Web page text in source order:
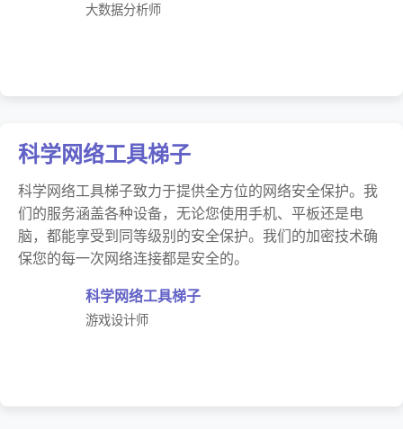
大数据分析师
科学网络工具梯子
科学网络工具梯子致力于提供全方位的网络安全保护。我
们的服务涵盖各种设备，无论您使用手机、平板还是电
脑，都能享受到同等级别的安全保护。我们的加密技术确
保您的每一次网络连接都是安全的。
科学网络工具梯子
游戏设计师